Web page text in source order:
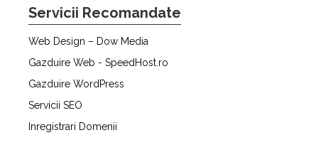
Servicii Recomandate
Web Design – Dow Media
Gazduire Web - SpeedHost.ro
Gazduire WordPress
Servicii SEO
Inregistrari Domenii